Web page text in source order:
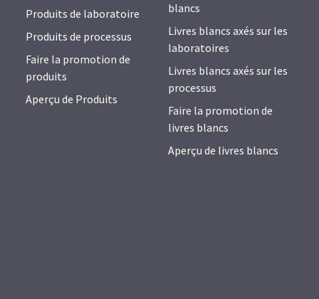
Produits de laboratoire
Produits de processus
Faire la promotion de
produits
Aperçu de Produits
blancs
Livres blancs axés sur les
laboratoires
Livres blancs axés sur les
processus
Faire la promotion de
livres blancs
Aperçu de livres blancs